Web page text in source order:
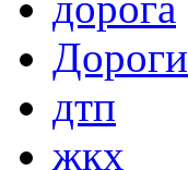
Дороги
дтп
жкх